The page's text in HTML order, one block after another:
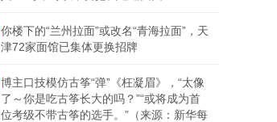
你楼下的“兰州拉面”或改名“青海拉面”，天
津72家面馆已集体更换招牌
博主口技模仿古筝“弹”《枉凝眉》，“太像
了～你是吃古筝长大的吗？”“或将成为首
位考级不带古筝的选手。”（来源：新华每